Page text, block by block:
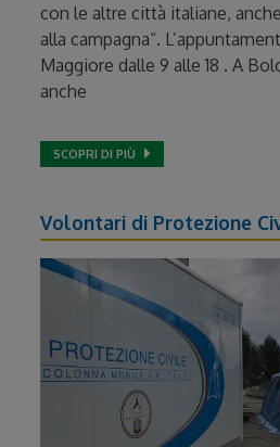
con le altre città italiane,
alla campagna“.
Maggiore dalle 9 alle 18 . A
anche
SCOPRI DI PIÙ
Volontari di Protezione